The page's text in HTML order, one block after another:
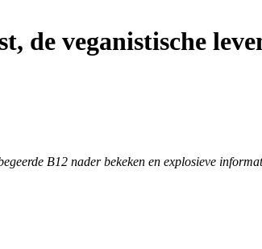
de veganistische
B12 nader bekeken en explosieve